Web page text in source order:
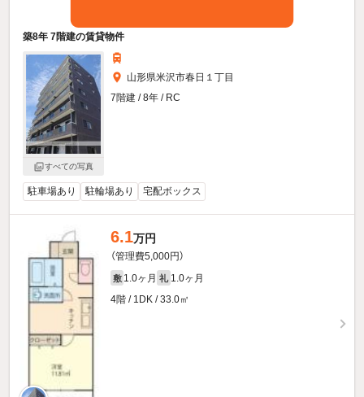
築8年 7階建の賃貸物件
すべての写真
山形県米沢市春日１丁目
7階建 / 8年 / RC
駐車場あり 駐輪場あり 宅配ボックス
6.1万円
（管理費5,000円）
敷 1.0ヶ月 礼 1.0ヶ月
4階 / 1DK / 33.0㎡